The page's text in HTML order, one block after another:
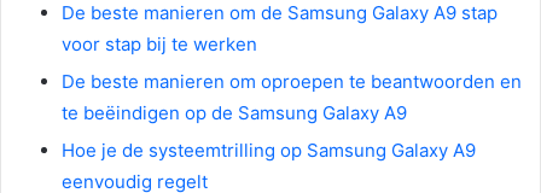
De beste manieren om de Samsung Galaxy A9 stap
voor stap bij te werken
De beste manieren om oproepen te beantwoorden en
te beëindigen op de Samsung Galaxy A9
Hoe je de systeemtrilling op Samsung Galaxy A9
eenvoudig regelt